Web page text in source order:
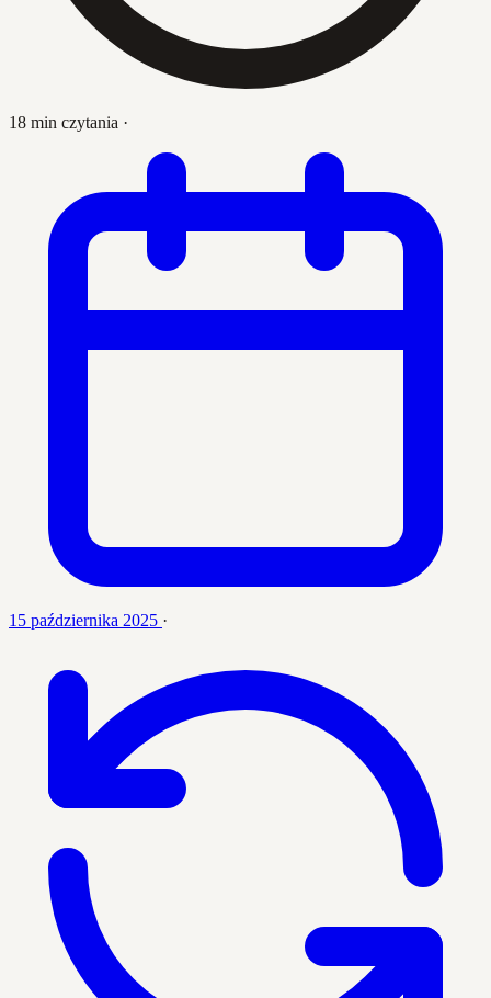
18 min czytania ·
15 października 2025 ·